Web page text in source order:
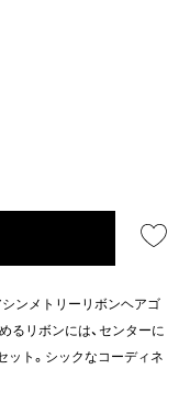
ンメトリーリボンヘアゴ
るリボンには、センターに
ット。シックなコーディネ